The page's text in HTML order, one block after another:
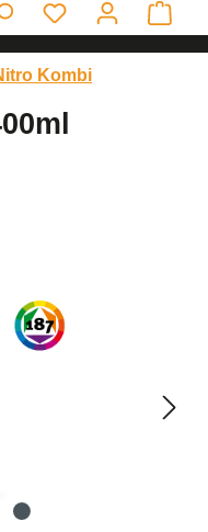
Kombi